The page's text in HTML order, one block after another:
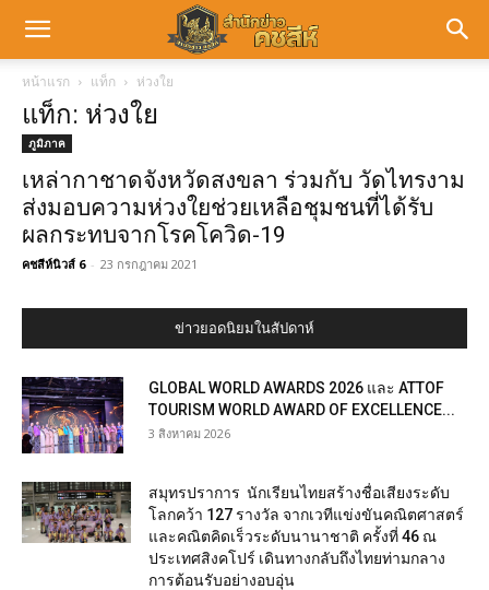
หน้าแรก แท็ก ห่วงใย
แท็ก: ห่วงใย
ภูมิภาค
เหล่ากาชาดจังหวัดสงขลา ร่วมกับ วัดไทรงาม
ส่งมอบความห่วงใยช่วยเหลือชุมชนที่ได้รับ
ผลกระทบจากโรคโควิด-19
คชสีห์นิวส์ 6 - 23 กรกฎาคม 2021
ข่าวยอดนิยมในสัปดาห์
GLOBAL WORLD AWARDS 2026 และ ATTOF
TOURISM WORLD AWARD OF EXCELLENCE...
3 สิงหาคม 2026
สมุทรปราการ นักเรียนไทยสร้างชื่อเสียงระดับ
โลกคว้า 127 รางวัล จากเวทีแข่งขันคณิตศาสตร์
และคณิตคิดเร็วระดับนานาชาติ ครั้งที่ 46 ณ
ประเทศสิงคโปร์ เดินทางกลับถึงไทยท่ามกลาง
การต้อนรับอย่างอบอุ่น